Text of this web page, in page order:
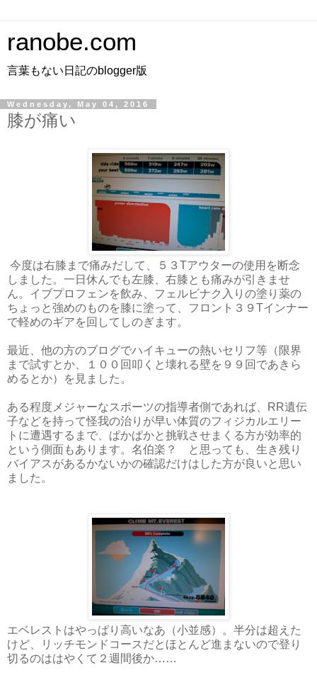
ranobe.com
言葉もない日記のblogger版
Wednesday, May 04, 2016
膝が痛い
今度は右膝まで痛みだして、５３Tアウターの使用を断念
しました。一日休んでも左膝、右膝とも痛みが引きませ
ん。イブプロフェンを飲み、フェルビナク入りの塗り薬の
ちょっと強めのものを膝に塗って、フロント３９Tインナー
で軽めのギアを回してしのぎます。
最近、他の方のブログでハイキューの熱いセリフ等（限界
まで試すとか、１００回叩くと壊れる壁を９９回であきら
めるとか）を見ました。
ある程度メジャーなスポーツの指導者側であれば、RR遺伝
子などを持って怪我の治りが早い体質のフィジカルエリー
トに遭遇するまで、ぱかぱかと挑戦させまくる方が効率的
という側面もあります。名伯楽？ と思っても、生き残り
バイアスがあるかないかの確認だけはした方が良いと思い
ました。
エベレストはやっぱり高いなあ（小並感）。半分は超えた
けど、リッチモンドコースだとほとんど進まないので登り
切るのははやくて２週間後か……